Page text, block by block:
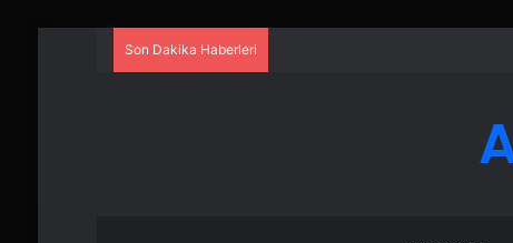
Son Dakika Haberleri